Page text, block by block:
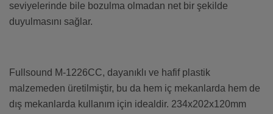
seviyelerinde bile bozulma olmadan net bir şekilde
duyulmasını sağlar.
Fullsound M-1226CC, dayanıklı ve hafif plastik
malzemeden üretilmiştir, bu da hem iç mekanlarda hem de
dış mekanlarda kullanım için idealdir. 234x202x120mm